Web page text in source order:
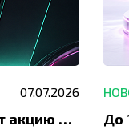
07.07.2026
IVEstore запускает акцию на замену заднего стекла